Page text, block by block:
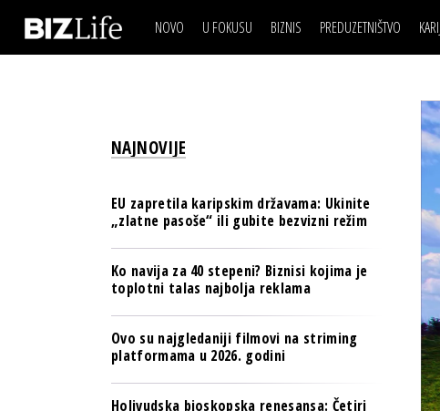
NOVO U FOKUSU BIZNIS
BREND I KOMUNIKACIJE
BANKE
OSIGURANJE
TECH I AI
BIZNIS & SPORT
PULS REGIONA
NOVO NA RAFU
PREDUZETNIŠTVO
IZJAVA DANABIZNIS SCENA
BREND I KOMUNIKACIJE
OSIGURANJE
TECH I AI
PULS REGIONA
NAJNOVIJE
EU zapretila karipskim državama: Ukinite
„zlatne pasoše“ ili gubite bezvizni režim
Ko navija za 40 stepeni? Biznisi kojima je
toplotni talas najbolja reklama
Ovo su najgledaniji filmovi na striming
platformama u 2026. godini
Holivudska bioskopska renesansa: Četiri